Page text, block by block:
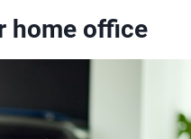
home office